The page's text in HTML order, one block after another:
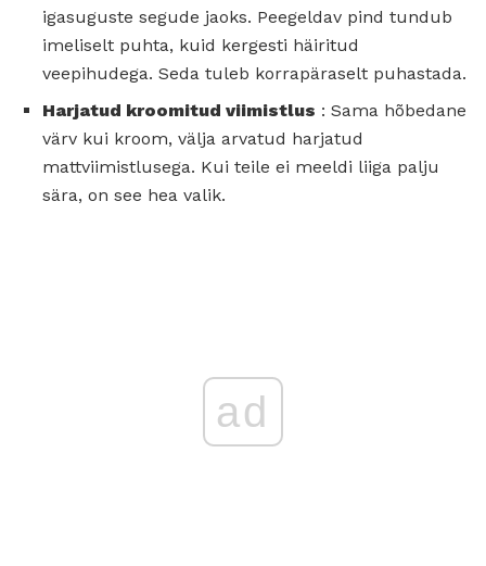
igasuguste segude jaoks. Peegeldav pind tundub
imeliselt puhta, kuid kergesti häiritud
veepihudega. Seda tuleb korrapäraselt puhastada.
Harjatud kroomitud viimistlus : Sama hõbedane
värv kui kroom, välja arvatud harjatud
mattviimistlusega. Kui teile ei meeldi liiga palju
sära, on see hea valik.
ad